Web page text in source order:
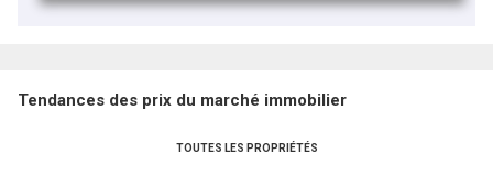
Tendances des prix du marché immobilier
TOUTES LES PROPRIÉTÉS